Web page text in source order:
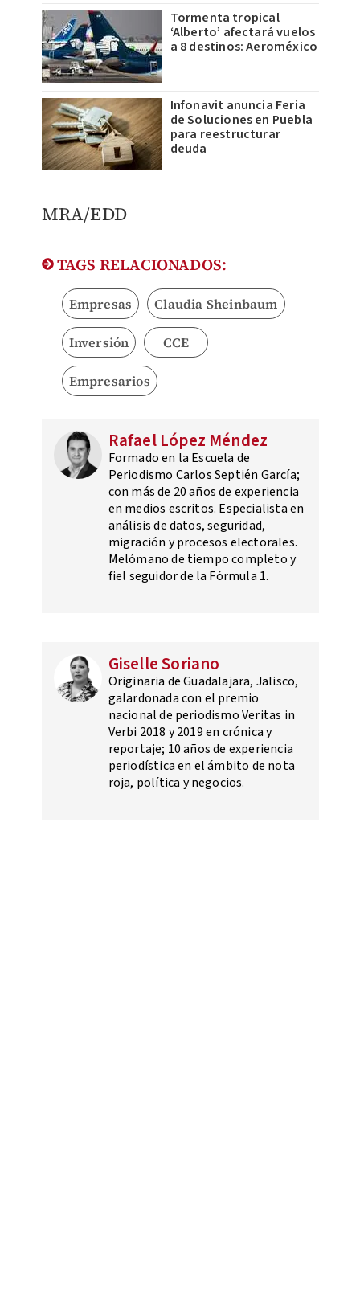
Tormenta tropical
‘Alberto’ afectará vuelos
a 8 destinos: Aeroméxico
Infonavit anuncia Feria
de Soluciones en Puebla
para reestructurar
deuda
MRA/EDD
TAGS RELACIONADOS:
Empresas Claudia Sheinbaum
Inversión CCE
Empresarios
Rafael López Méndez
Formado en la Escuela de
Periodismo Carlos Septién García;
con más de 20 años de experiencia
en medios escritos. Especialista en
análisis de datos, seguridad,
migración y procesos electorales.
Melómano de tiempo completo y
fiel seguidor de la Fórmula 1.
Giselle Soriano
Originaria de Guadalajara, Jalisco,
galardonada con el premio
nacional de periodismo Veritas in
Verbi 2018 y 2019 en crónica y
reportaje; 10 años de experiencia
periodística en el ámbito de nota
roja, política y negocios.